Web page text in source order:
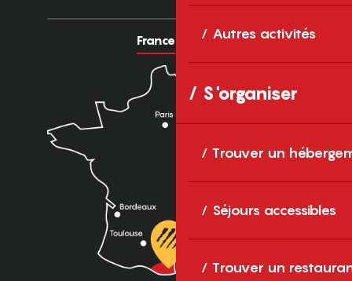
Autres activités
S'organiser
Trouver un
Séjours accessibles
Trouver un
France Europe